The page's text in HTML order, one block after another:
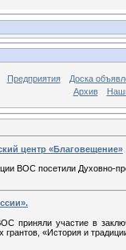
Предприятия
Доска
Архив
центр «Благовещение»
ВОС посетили Духовно-
приняли участие в
«История и